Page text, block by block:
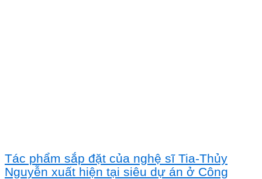
Tác phẩm sắp đặt của nghệ sĩ Tia-Thủy
Nguyễn xuất hiện tại siêu dự án ở Công